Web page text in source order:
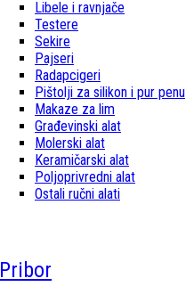
Libele i ravnjače
Testere
Sekire
Pajseri
Radapcigeri
Pištolji za silikon i pur penu
Makaze za lim
Građevinski alat
Molerski alat
Keramičarski alat
Poljoprivredni alat
Ostali ručni alati
Pribor